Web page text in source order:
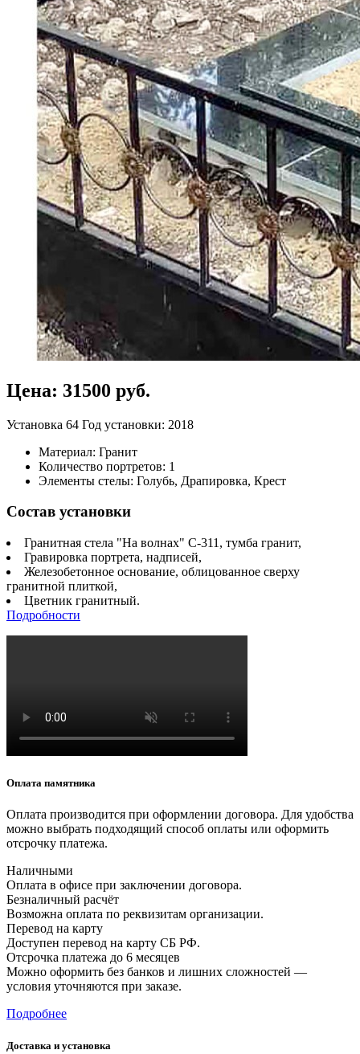
Цена: 31500 руб.
Установка 64 Год установки: 2018
Материал: Гранит
Количество портретов: 1
Элементы стелы: Голубь, Драпировка, Крест
Состав установки
Гранитная стела "На волнах" С-311, тумба гранит,
Гравировка портрета, надписей,
Железобетонное основание, облицованное сверху
гранитной плиткой,
Цветник гранитный.
Подробности
Оплата памятника
Оплата производится при оформлении договора. Для удобства
можно выбрать подходящий способ оплаты или оформить
отсрочку платежа.
Наличными
Оплата в офисе при заключении договора.
Безналичный расчёт
Возможна оплата по реквизитам организации.
Перевод на карту
Доступен перевод на карту СБ РФ.
Отсрочка платежа до 6 месяцев
Можно оформить без банков и лишних сложностей —
условия уточняются при заказе.
Подробнее
Доставка и установка